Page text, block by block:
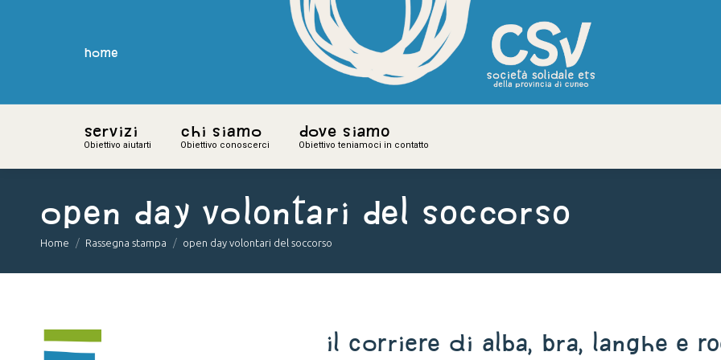
home
Servizi
Obiettivo aiutarti
Chi siamo
Obiettivo conoscerci
Dove siamo
Obiettivo teniamoci in contatto
open day volontari del soccorso
You are here:
Home Rassegna stampa open day volontari del soccorso
Il Corriere di Alba, Bra, Langhe e
home
Servizi
Obiettivo aiutarti
Chi siamo
Obiettivo conoscerci
Dove siamo
Obiettivo teniamoci in contatto